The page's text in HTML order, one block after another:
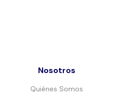
Nosotros
Quiénes Somos